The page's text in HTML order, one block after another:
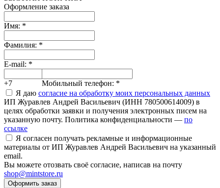
Оформление заказа
Имя: *
Фамилия: *
E-mail: *
+7 Мобильный телефон: *
Я даю согласие на обработку моих персональных данных
ИП Журавлев Андрей Васильевич (ИНН 780500614009) в
целях обработки заявки и получения электронных писем на
указанную почту. Политика конфиденциальности — по
ссылке
Я согласен получать рекламные и информационные
материалы от ИП Журавлев Андрей Васильевич на указанный
email.
Вы можете отозвать своё согласие, написав на почту
shop@mintstore.ru
Оформить заказ